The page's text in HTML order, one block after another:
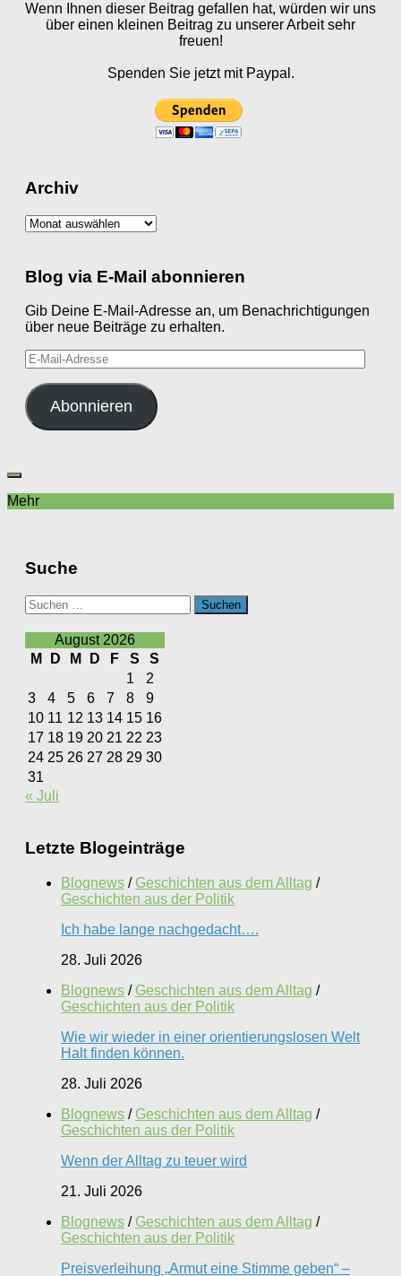
Wenn Ihnen dieser Beitrag gefallen hat, würden wir uns
über einen kleinen Beitrag zu unserer Arbeit sehr
freuen!
Spenden Sie jetzt mit Paypal.
Archiv
Archiv
Blog via E-Mail abonnieren
Gib Deine E-Mail-Adresse an, um Benachrichtigungen
über neue Beiträge zu erhalten.
E-
Mail-
Adresse
Abonnieren
Mehr
Suche
Suchen
nach:
August 2026
M
D M D F S
S
1
2
3
4 5 6 7 8
9
10 11 12 13 14 15 16
17 18 19 20 21 22 23
24 25 26 27 28 29 30
31
« Juli
Letzte Blogeinträge
Blognews / Geschichten aus dem Alltag /
Geschichten aus der Politik
Ich habe lange nachgedacht….
28. Juli 2026
Blognews / Geschichten aus dem Alltag /
Geschichten aus der Politik
Wie wir wieder in einer orientierungslosen Welt
Halt finden können.
28. Juli 2026
Blognews / Geschichten aus dem Alltag /
Geschichten aus der Politik
Wenn der Alltag zu teuer wird
21. Juli 2026
Blognews / Geschichten aus dem Alltag /
Geschichten aus der Politik
Preisverleihung „Armut eine Stimme geben“ –